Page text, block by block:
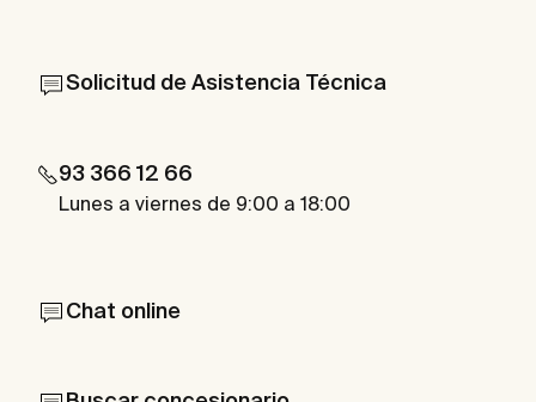
Solicitud de Asistencia Técnica
93 366 12 66
Lunes a viernes de 9:00 a 18:00
Chat online